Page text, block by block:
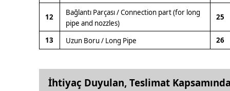
12
Bağlantı Parçası / Connection part (for long
pipe and nozzles)
25
13 Uzun Boru / Long Pipe 26
İhtiyaç Duyulan, Teslimat